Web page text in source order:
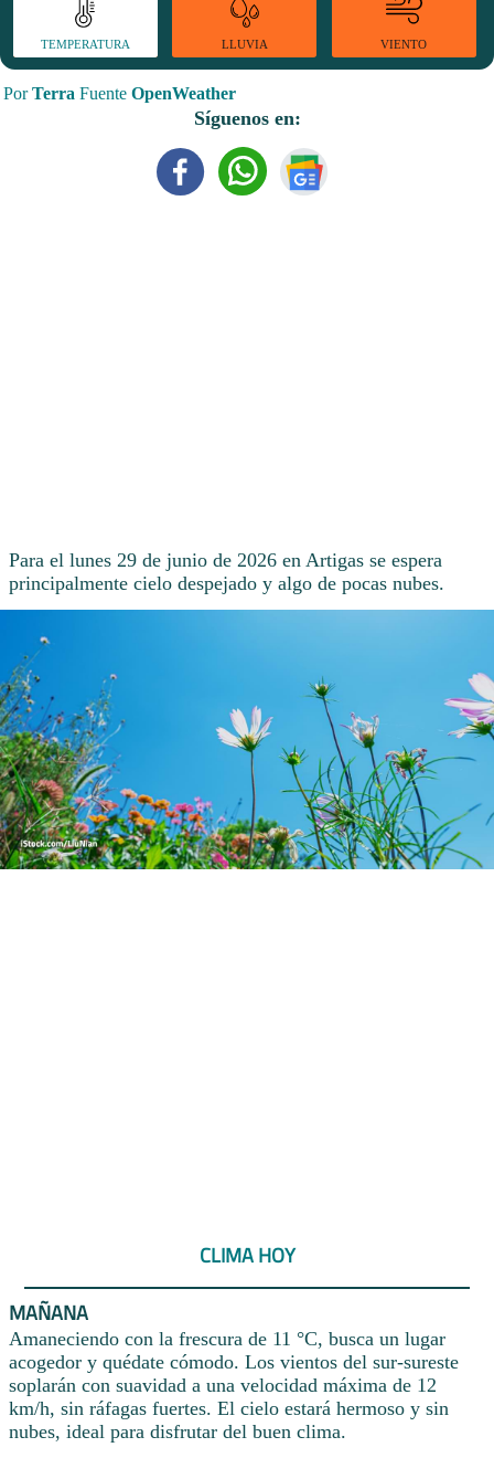
TEMPERATURA LLUVIA VIENTO
PorTerra Fuente OpenWeather
Síguenos en:
Para el lunes 29 de junio de 2026 en Artigas se espera
principalmente cielo despejado y algo de pocas nubes.
CLIMA HOY
MAÑANA
Amaneciendo con la frescura de 11 °C, busca un lugar
acogedor y quédate cómodo. Los vientos del sur-sureste
soplarán con suavidad a una velocidad máxima de 12
km/h, sin ráfagas fuertes. El cielo estará hermoso y sin
nubes, ideal para disfrutar del buen clima.